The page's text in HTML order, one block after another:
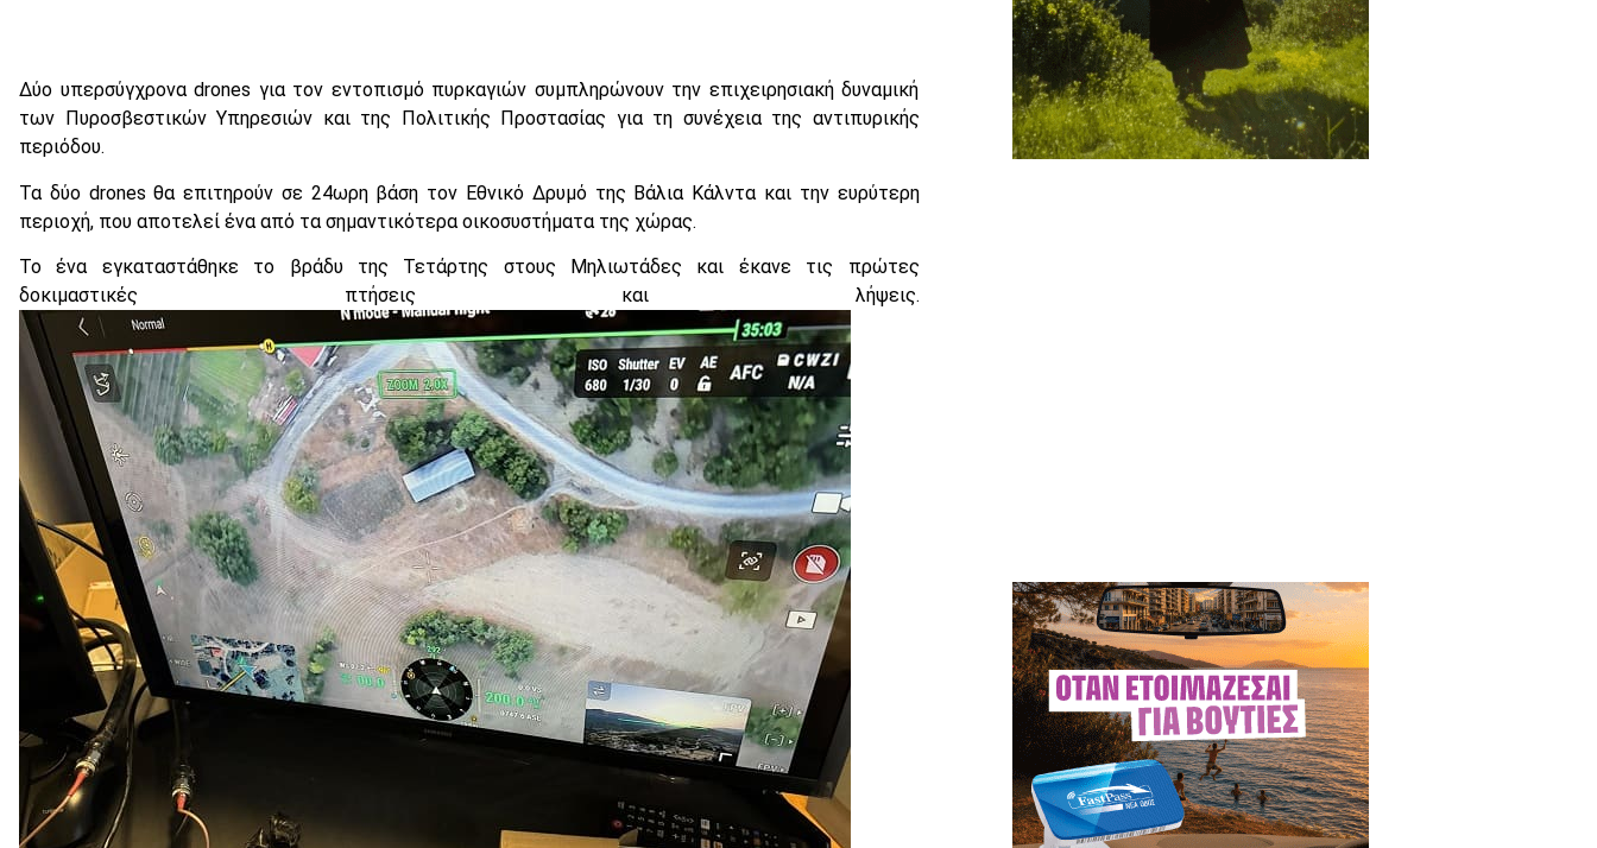
Δύο υπερσύγχρονα drones για τον εντοπισμό πυρκαγιών συμπληρώνουν την επιχειρησιακή δυναμική
των Πυροσβεστικών Υπηρεσιών και της Πολιτικής Προστασίας για τη συνέχεια της αντιπυρικής
περιόδου.
Τα δύο drones θα επιτηρούν σε 24ωρη βάση τον Εθνικό Δρυμό της Βάλια Κάλντα και την ευρύτερη
περιοχή, που αποτελεί ένα από τα σημαντικότερα οικοσυστήματα της χώρας.
Το ένα εγκαταστάθηκε το βράδυ της Τετάρτης στους Μηλιωτάδες και έκανε τις πρώτες
δοκιμαστικές πτήσεις και λήψεις.